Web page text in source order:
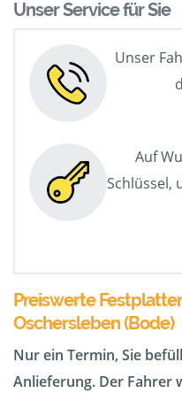
Unser Service für Sie
Unser
Auf
Schlüssel,
Preiswerte
Oschersleben (Bode)
Nur ein Termin, Sie
Anlieferung. Der Fahrer